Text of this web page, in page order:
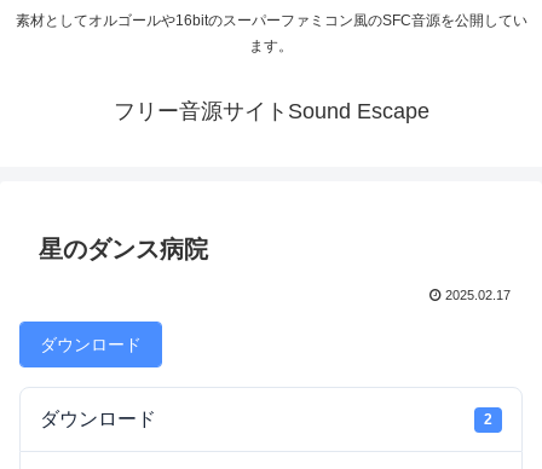
素材としてオルゴールや16bitのスーパーファミコン風のSFC音源を公開してい
ます。
フリー音源サイトSound Escape
星のダンス病院
2025.02.17
ダウンロード
ダウンロード 2